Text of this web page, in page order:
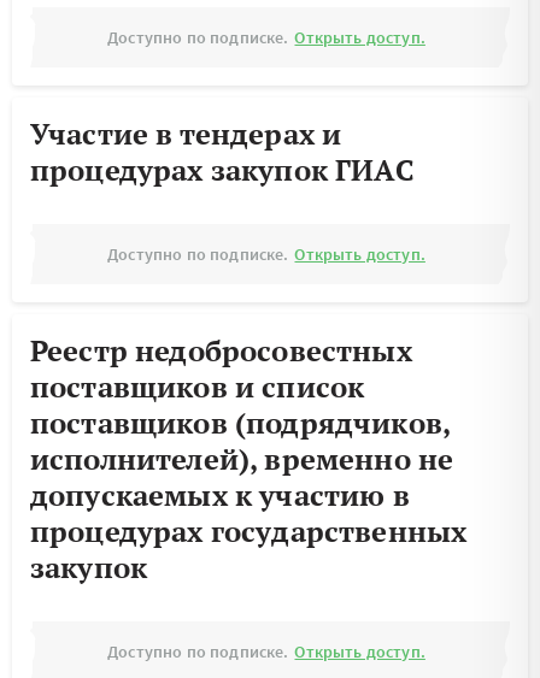
Доступно по подписке. Открыть доступ.
Участие в тендерах и
процедурах закупок ГИАС
Доступно по подписке. Открыть доступ.
Реестр недобросовестных
поставщиков и список
поставщиков (подрядчиков,
исполнителей), временно не
допускаемых к участию в
процедурах государственных
закупок
Доступно по подписке. Открыть доступ.